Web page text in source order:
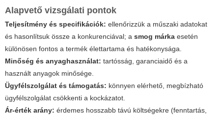
Alapvető vizsgálati pontok
Teljesítmény és specifikációk: ellenőrizzük a műszaki adatokat
és hasonlítsuk össze a konkurenciával; a smog márka esetén
különösen fontos a termék élettartama és hatékonysága.
Minőség és anyaghasználat: tartósság, garanciaidő és a
használt anyagok minősége.
Ügyfélszolgálat és támogatás: könnyen elérhető, megbízható
ügyfélszolgálat csökkenti a kockázatot.
Ár-érték arány: érdemes hosszabb távú költségekre (fenntartás,